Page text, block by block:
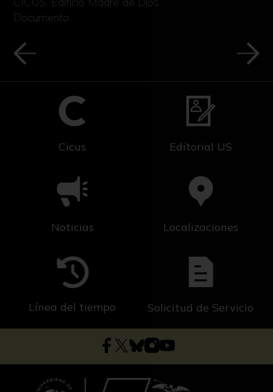
Documento
Cicus Editorial US
Noticias Localizaciones
Línea del tiempo Solicitud de Servicio